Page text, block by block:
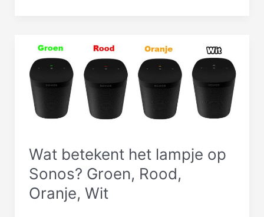
apps
–
Dit
moet
doen!
Wat betekent het lampje op
Sonos? Groen, Rood,
Oranje, Wit